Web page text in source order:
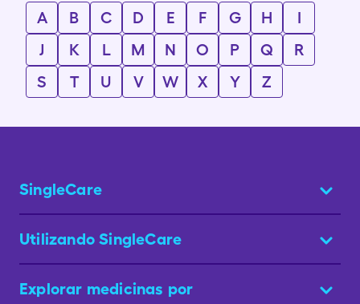
A B C D E F G H
I
J
K L M N O P Q
R
S
T U V W X Y Z
SingleCare
Utilizando SingleCare
Explorar medicinas por